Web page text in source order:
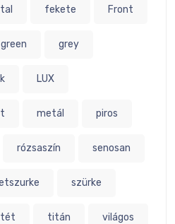
fekete Front
green grey
LUX
metál piros
rózsaszín senosan
szürke
titán világos